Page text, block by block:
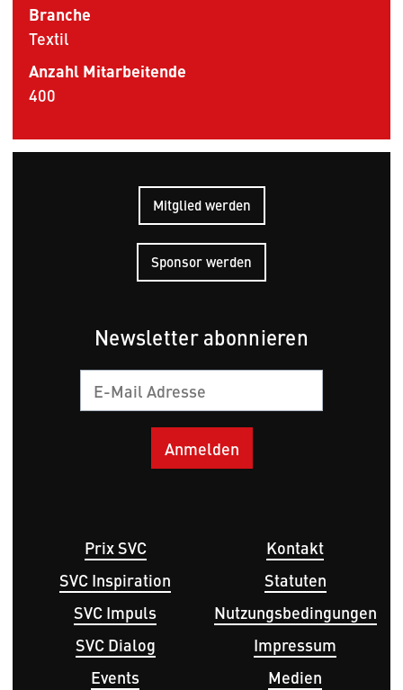
Branche
Textil
Anzahl Mitarbeitende
400
Mitglied werden
Sponsor werden
Newsletter abonnieren
Hauptnavigation
Prix SVC
SVC Inspiration
SVC Impuls
SVC Dialog
Events
Fußbereichsmenü
Kontakt
Statuten
Nutzungsbedingungen
Impressum
Medien